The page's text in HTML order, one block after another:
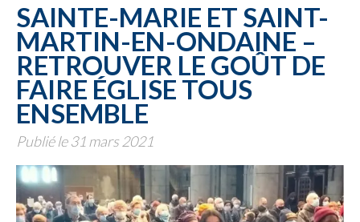
SAINTE-MARIE ET SAINT-
MARTIN-EN-ONDAINE –
RETROUVER LE GOÛT DE
FAIRE ÉGLISE TOUS
ENSEMBLE
Publié le 31 mars 2021